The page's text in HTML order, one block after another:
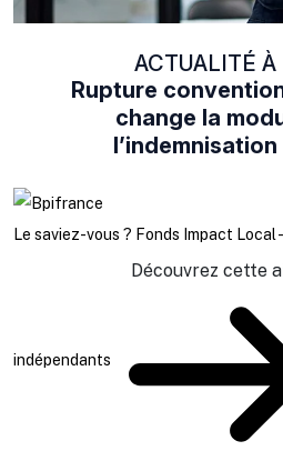
ACTUALITÉ À
Rupture
change la
Le saviez-vous ? Fonds Impact Local
indépendants
Découvrez cette